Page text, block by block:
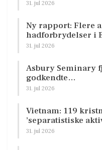
31. jul 2026
Ny rapport: Flere
hadforbrydelser i
31. jul 2026
Asbury Seminary
godkendte…
31. jul 2026
Vietnam: 119
’separatistiske
31. jul 2026